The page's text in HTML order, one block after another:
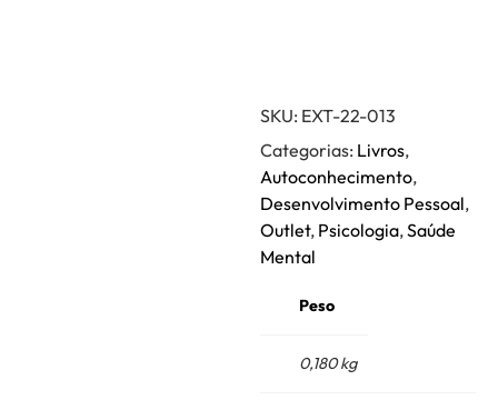
SKU: EXT-22-013
Categorias: Livros,
Autoconhecimento,
Desenvolvimento Pessoal,
Outlet, Psicologia,Saúde
Mental
Peso
0,180 kg